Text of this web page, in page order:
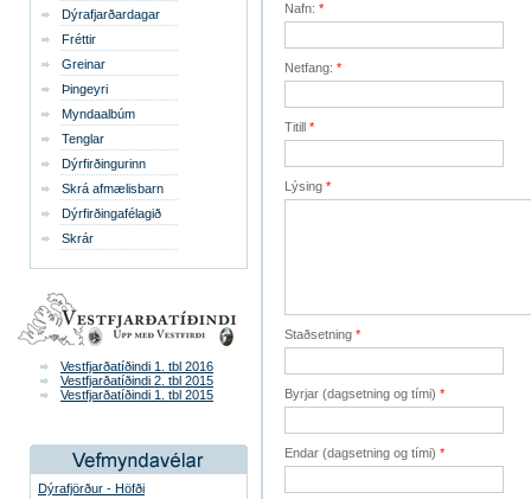
Dýrafjarðardagar
Fréttir
Greinar
Þingeyri
Myndaalbúm
Tenglar
Dýrfirðingurinn
Skrá afmælisbarn
Dýrfirðingafélagið
Skrár
Vestfjarðatíðindi 1. tbl 2016
Vestfjarðatíðindi 2. tbl 2015
Vestfjarðatíðindi 1. tbl 2015
Dýrafjörður - Höfði
Nafn: *
Netfang: *
Titill *
Lýsing *
Staðsetning *
Byrjar (dagsetning og tími) *
Endar (dagsetning og tími) *